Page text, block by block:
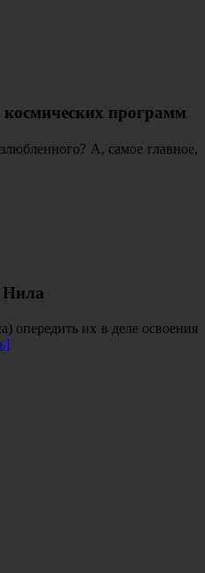
программ
А, самое главное,
Нила
опередить их в деле освоения